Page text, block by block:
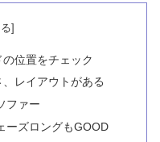
位置をチェック
レイアウトがある
ファー
ーズロングもGOOD